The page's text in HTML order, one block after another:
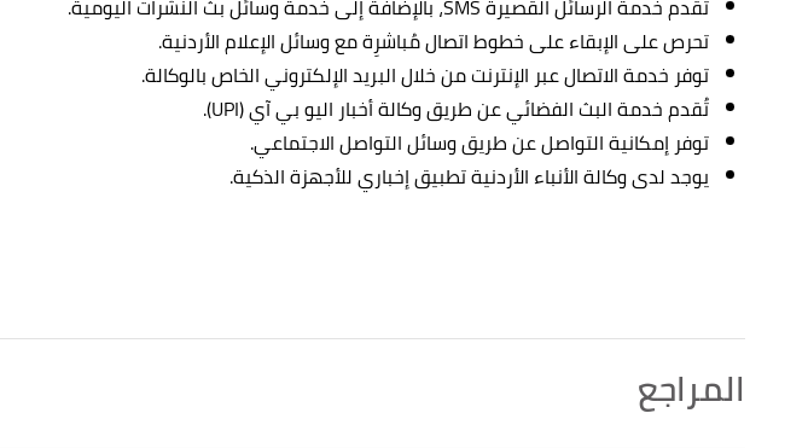
تحرص على الإبقاء على خطوط اتصال مُباشرِة مع وسائل الإعلام الأردنية.
توفر خدمة الاتصال عبر الإنترنت من خلال البريد الإلكتروني الخاص بالوكالة.
تُقدم خدمة البث الفضائي عن طريق وكالة أخبار اليو بي آي (UPI).
توفر إمكانية التواصل عن طريق وسائل التواصل الاجتماعي.
يوجد لدى وكالة الأنباء الأردنية تطبيق إخباري للأجهزة الذكية.
المراجع